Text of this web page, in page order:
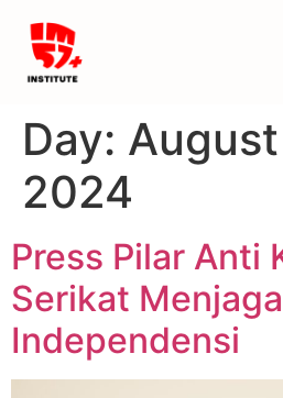
Day:
2024
Press Pilar Anti
Serikat Menjaga
Independensi